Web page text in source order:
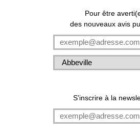
Pour être
des nouveaux avis
S'inscrire à la